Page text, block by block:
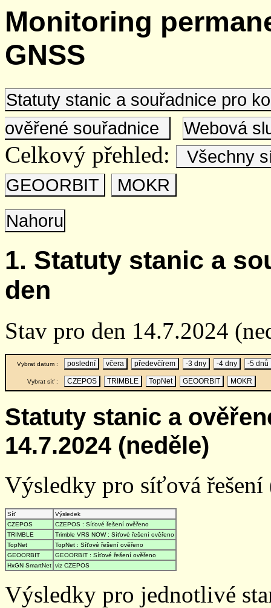
Monitoring
GNSS
Statuty stanic a souřadnice pro
ověřené souřadnice
Webová
Celkový přehled:
Všechny
GEOORBIT
MOKR
Nahoru
1. Statuty stanic a
den
Stav pro den 14.7.2024
Vybrat datum : poslední včera předevčírem -3 dny -4 dny -5 dnů
Vybrat síť : CZEPOS TRIMBLE TopNet GEOORBIT MOKR
Statuty stanic a
14.7.2024 (neděle)
Výsledky pro síťová
Síť
Výsledek
CZEPOS
CZEPOS : Síťové řešení ověřeno
TRIMBLE
Trimble VRS NOW : Síťové řešení ověřeno
TopNet
TopNet : Síťové řešení ověřeno
GEOORBIT
GEOORBIT : Síťové řešení ověřeno
HxGN SmartNet viz CZEPOS
Výsledky pro jednotlivé